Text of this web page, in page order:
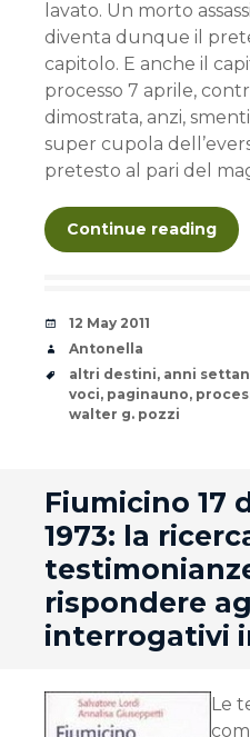
lavato. Un morto
diventa dunque il
capitolo. E anche il
processo 7 aprile,
dimostrata, anzi,
super cupola
pretesto al pari del
Continue reading
Date
12 May 2011
Author
Antonella
Tags
altri destini, anni
voci, paginauno,
walter g. pozzi
Fiumicino 17
1973: la
rispondere
interrogativi
Le